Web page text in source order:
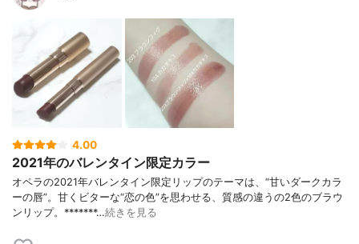
4.00
2021年のバレンタイン限定カラー
オペラの2021年バレンタイン限定リップのテーマは、“甘いダークカラ
ーの唇”。甘くビターな“恋の色”を思わせる、質感の違うの2色のブラウ
ンリップ。*******…続きを見る